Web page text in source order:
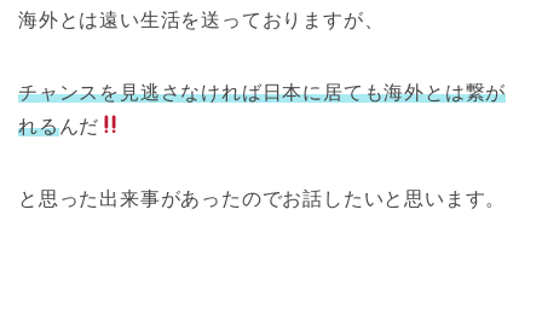
海外とは遠い生活を送っておりますが、
チャンスを見逃さなければ日本に居ても海外とは繋が
れるんだ
と思った出来事があったのでお話したいと思います。